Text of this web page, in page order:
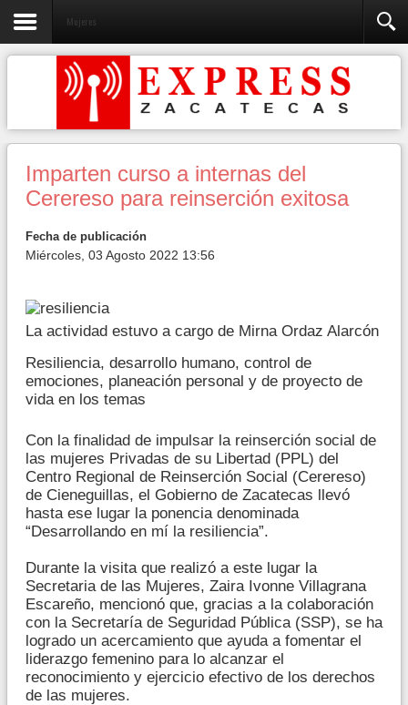
Mujeres
Imparten curso a internas del
Cerereso para reinserción exitosa
Fecha de publicación
Miércoles, 03 Agosto 2022 13:56
La actividad estuvo a cargo de Mirna Ordaz Alarcón
Resiliencia, desarrollo humano, control de
emociones, planeación personal y de proyecto de
vida en los temas
Con la finalidad de impulsar la reinserción social de
las mujeres Privadas de su Libertad (PPL) del
Centro Regional de Reinserción Social (Cerereso)
de Cieneguillas, el Gobierno de Zacatecas llevó
hasta ese lugar la ponencia denominada
“Desarrollando en mí la resiliencia”.
Durante la visita que realizó a este lugar la
Secretaria de las Mujeres, Zaira Ivonne Villagrana
Escareño, mencionó que, gracias a la colaboración
con la Secretaría de Seguridad Pública (SSP), se ha
logrado un acercamiento que ayuda a fomentar el
liderazgo femenino para lo alcanzar el
reconocimiento y ejercicio efectivo de los derechos
de las mujeres.